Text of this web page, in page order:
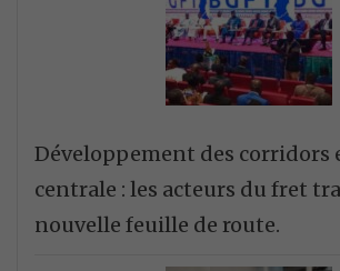
Développement des corridors
centrale : les acteurs du fret
nouvelle feuille de route.